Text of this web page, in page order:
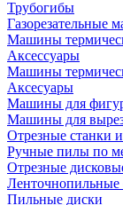
Трубогибы
Газорезательные
Машины
Аксессуары
Машины
Аксесуары
Машины для
Машины для
Отрезные станки
Ручные пилы по
Отрезные
Ленточнопильные
Пильные диски